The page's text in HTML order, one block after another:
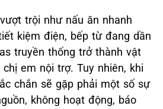
trội như nấu ăn nhanh
kiệm điện, bếp từ đang dần
truyền thống trở thành vật
em nội trợ. Tuy nhiên, khi
chắn sẽ gặp phải một số sự
không hoạt động, báo